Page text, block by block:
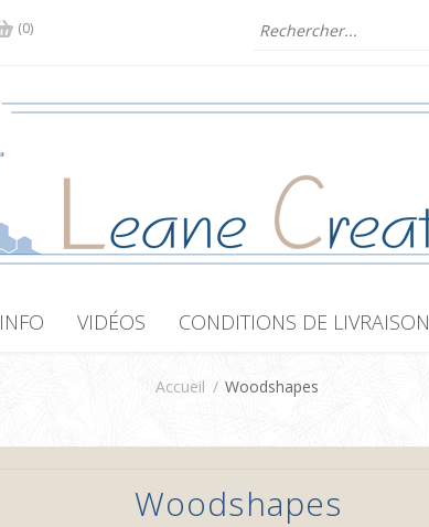
(0)
INFO VIDÉOS CONDITIONS DE LIVRAISON
Accueil / Woodshapes
Woodshapes